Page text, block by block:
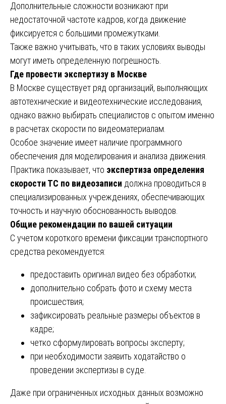
Дополнительные сложности возникают при
недостаточной частоте кадров, когда движение
фиксируется с большими промежутками.
Также важно учитывать, что в таких условиях выводы
могут иметь определенную погрешность.
Где провести экспертизу в Москве
В Москве существует ряд организаций, выполняющих
автотехнические и видеотехнические исследования,
однако важно выбирать специалистов с опытом именно
в расчетах скорости по видеоматериалам.
Особое значение имеет наличие программного
обеспечения для моделирования и анализа движения.
Практика показывает, что экспертиза определения
скорости ТС по видеозаписи должна проводиться в
специализированных учреждениях, обеспечивающих
точность и научную обоснованность выводов.
Общие рекомендации по вашей ситуации
С учетом короткого времени фиксации транспортного
средства рекомендуется:
предоставить оригинал видео без обработки;
дополнительно собрать фото и схему места
происшествия;
зафиксировать реальные размеры объектов в
кадре;
четко сформулировать вопросы эксперту;
при необходимости заявить ходатайство о
проведении экспертизы в суде.
Даже при ограниченных исходных данных возможно